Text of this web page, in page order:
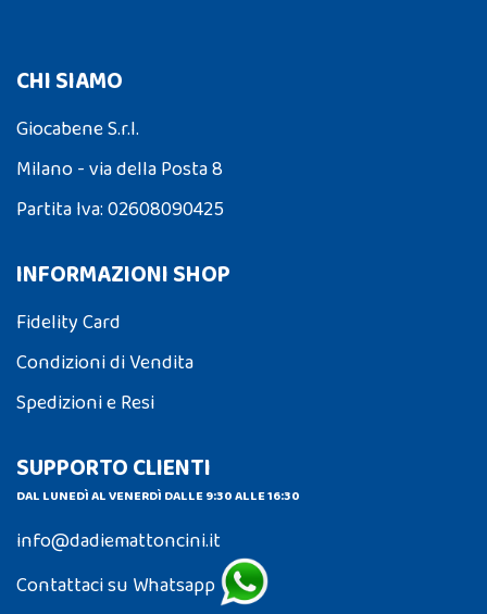
CHI SIAMO
Giocabene S.r.l.
Milano - via della Posta 8
Partita Iva: 02608090425
INFORMAZIONI SHOP
Fidelity Card
Condizioni di Vendita
Spedizioni e Resi
SUPPORTO CLIENTI
DAL LUNEDÌ AL VENERDÌ DALLE 9:30 ALLE 16:30
info@dadiemattoncini.it
Contattaci su Whatsapp